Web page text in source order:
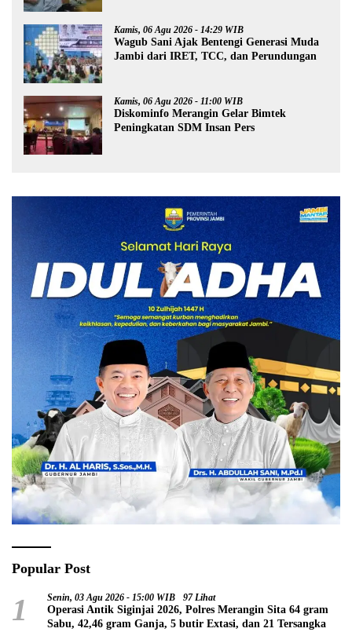
Kamis, 06 Agu 2026 - 14:29 WIB
Wagub Sani Ajak Bentengi Generasi Muda
Jambi dari IRET, TCC, dan Perundungan
Kamis, 06 Agu 2026 - 11:00 WIB
Diskominfo Merangin Gelar Bimtek
Peningkatan SDM Insan Pers
Popular Post
1 Senin, 03 Agu 2026 - 15:00 WIB 97 Lihat
Operasi Antik Siginjai 2026, Polres Merangin Sita 64 gram
Sabu, 42,46 gram Ganja, 5 butir Extasi, dan 21 Tersangka